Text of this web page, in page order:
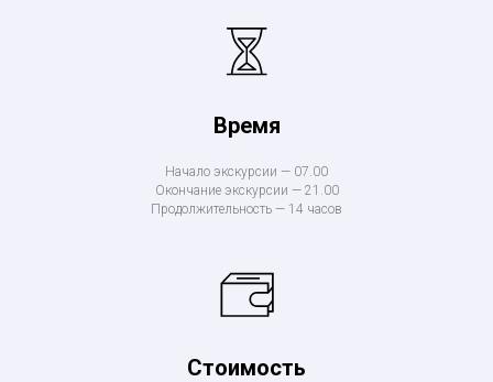
Время
Начало экскурсии — 07.00
Окончание экскурсии — 21.00
Продолжительность — 14 часов
Стоимость